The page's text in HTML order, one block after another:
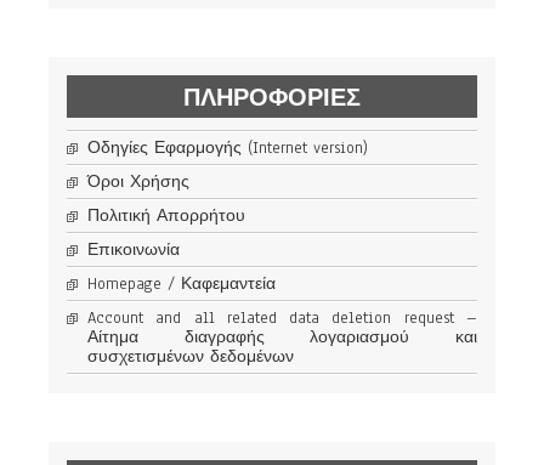
ΠΛΗΡΟΦΟΡΊΕΣ
Οδηγίες Εφαρμογής (Internet version)
Όροι Χρήσης
Πολιτική Απορρήτου
Επικοινωνία
Homepage / Καφεμαντεία
Account and all related data deletion request –
Αίτημα διαγραφής λογαριασμού και
συσχετισμένων δεδομένων